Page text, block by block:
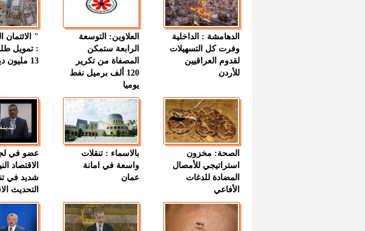
الدهامشة : الداخلية
وفرت كل التسهيلات
لقدوم العراقيين
للأردن
العلاوين: التوسعة
الرابعة ستمكن
المصفاة من تكرير
120 ألف برميل نفط
يوميا
"
: تمويل
13 مليون دينار
الصحة: مخزون
استراتيجي للأمصال
المضادة للدغات
الأفاعي
بالاسماء : تنقلات
واسعة في امانة
عمان
عضو في
الاقتصاد
شديد في
التحديث